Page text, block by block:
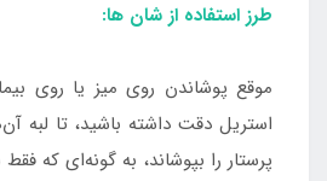
طرز استفاده از شان ها:
موقع پوشاندن روی میز یا روی
استریل دقت داشته باشید، تا لبه
پرستار را بپوشاند، به گونه‌ای که